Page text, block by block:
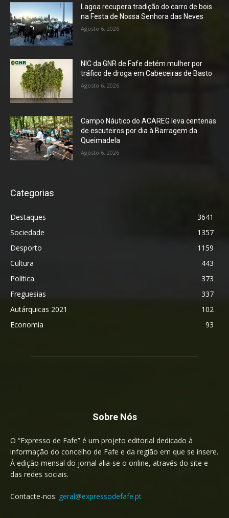
Lagoa recupera tradição do carro de bois
na Festa de Nossa Senhora das Neves
Agosto 6, 2026
NIC da GNR de Fafe detém mulher por
tráfico de droga em Cabeceiras de Basto
Agosto 6, 2026
Campo Náutico do ACAREG leva centenas
de escuteiros por dia à Barragem da
Queimadela
Agosto 6, 2026
Categorias
Destaques
3641
Sociedade
1357
Desporto
1159
Cultura
443
Política
373
Freguesias
337
Autárquicas 2021
102
Economia
93
Sobre Nós
O “Expresso de Fafe” é um projeto editorial dedicado à
informação do concelho de Fafe e da região em que se insere.
À edição mensal do jornal alia-se o online, através do site e
das redes sociais.
Contacte-nos: geral@expressodefafe.pt